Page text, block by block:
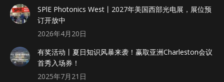
SPlE Photonics West丨2027年美国西部光电展，展位预
订开放中
2026年4月20日
有奖活动丨夏日知识风暴来袭！赢取亚洲Charleston会议
首秀入场券！
2025年7月21日